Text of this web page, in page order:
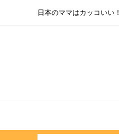
日本のママはカッコいい！